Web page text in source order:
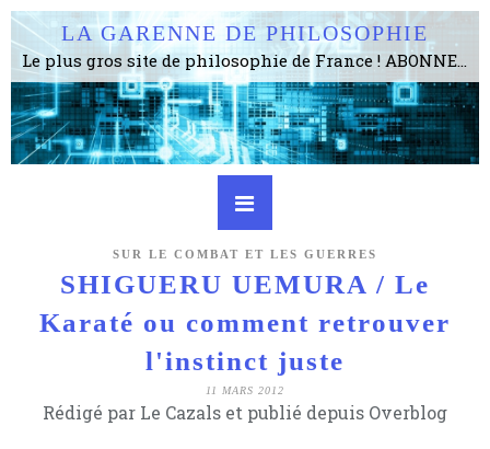
LA GARENNE DE PHILOSOPHIE
Le plus gros site de philosophie de France ! ABONNEZ-VOUS ! 4115 Articles, 1634 abonné·e·s, depuis 2006 . . . . . . . . 2 852 214 pages vues jusqu'à présent. Prestance et être apte à un plus grand nombre de choses.
SUR LE COMBAT ET LES GUERRES
SHIGUERU UEMURA / Le
Karaté ou comment retrouver
l'instinct juste
11 MARS 2012
Rédigé par Le Cazals et publié depuis Overblog